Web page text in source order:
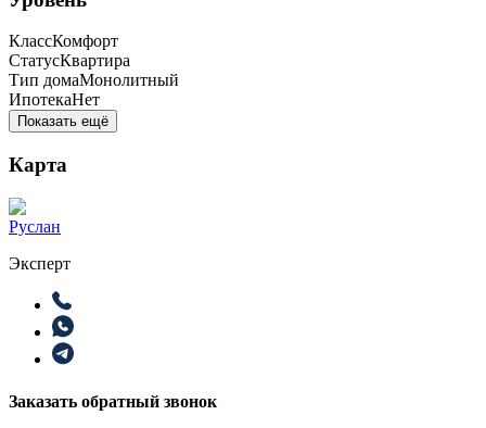
КлассКомфорт
СтатусКвартира
Тип домаМонолитный
ИпотекаНет
Показать ещё
Карта
Руслан
Эксперт
Заказать обратный звонок